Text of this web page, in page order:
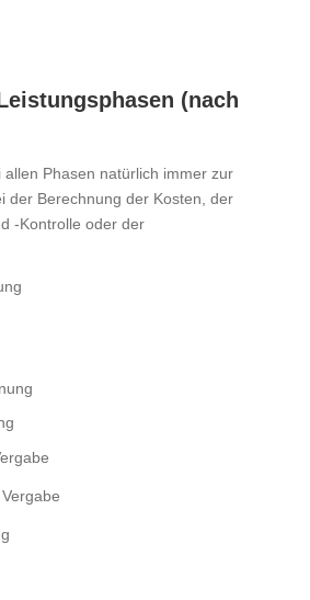
(nach
Phasen natürlich immer zur
der Berechnung der Kosten, der
-Kontrolle oder der